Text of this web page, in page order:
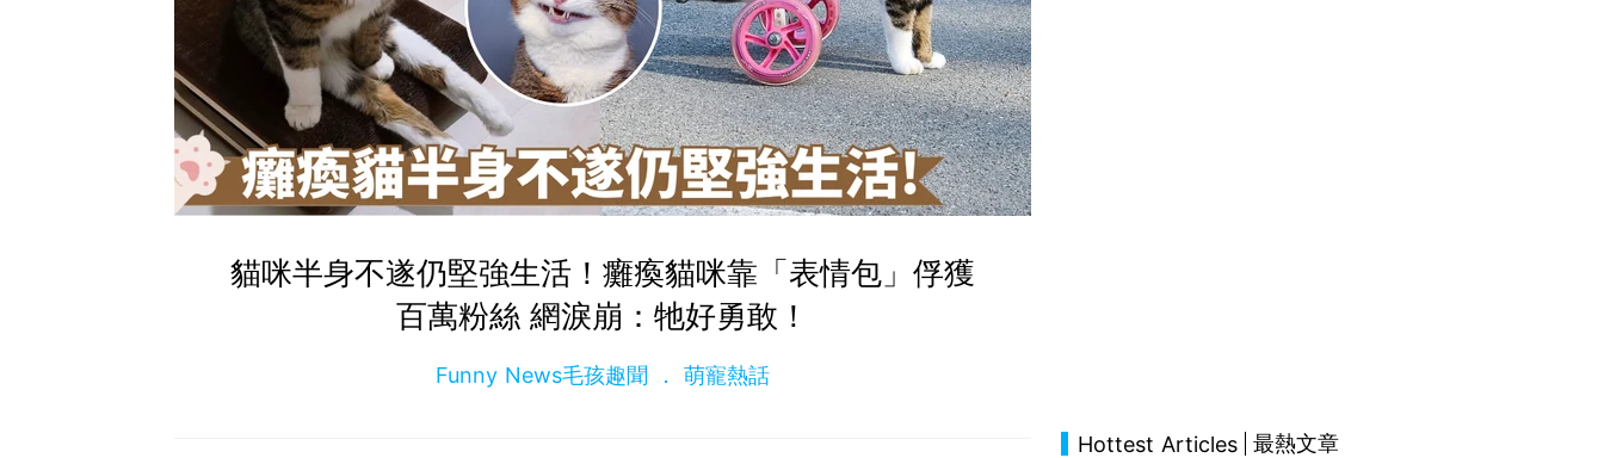
貓咪半身不遂仍堅強生活！癱瘓貓咪靠「表情包」俘獲
百萬粉絲 網淚崩：牠好勇敢！
Funny News毛孩趣聞 萌寵熱話
Hottest Articles 最熱文章